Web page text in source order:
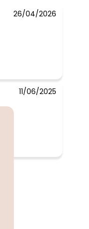
26/04/2026
11/06/2025